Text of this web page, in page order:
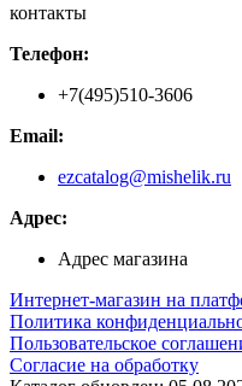
контакты
Телефон:
+7(495)510-3606
Email:
ezcatalog@mishelik.ru
Адрес:
Адрес магазина
Интернет-магазин на
Политика
Пользовательское
Согласие на обработку